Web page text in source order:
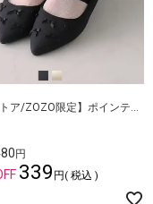
【公式ストア/ZOZO限定】ポインテッドトゥリボンゴムデザインフラットパンプス
339 税込